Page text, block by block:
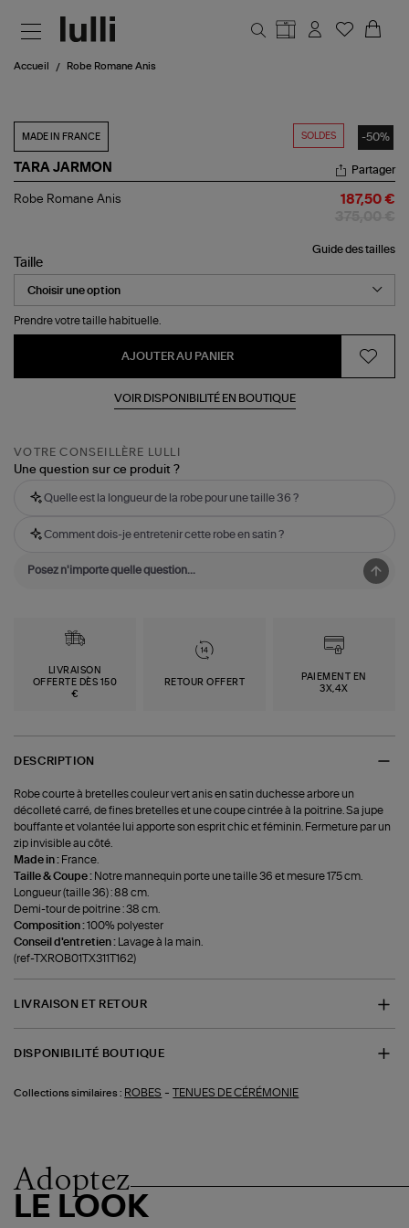
Accueil Robe Romane Anis
SOLDES -50%
MADE IN FRANCE
TARA JARMON
Robe
Partager
Robe Romane Anis 187,50 €
Guide des tailles
Taille
Prendre votre taille habituelle.
AJOUTER AU PANIER
VOIR DISPONIBILITÉ EN BOUTIQUE
VOTRE CONSEILLÈRE LULLI
Une question sur ce produit ?
Quelle est la longueur de la robe pour une taille 36 ?
Comment dois-je entretenir cette robe en satin ?
LIVRAISON
OFFERTE DÈS 150
€
RETOUR OFFERT
PAIEMENT EN
3X,4X
DESCRIPTION
Robe courte à bretelles couleur vert anis en satin duchesse arbore un
décolleté carré, de fines bretelles et une coupe cintrée à la poitrine. Sa jupe
bouffante et volantée lui apporte son esprit chic et féminin. Fermeture par un
zip invisible au côté.
Made in : France.
Taille & Coupe : Notre mannequin porte une taille 36 et mesure 175 cm.
Longueur (taille 36) : 88 cm.
Demi-tour de poitrine : 38 cm.
Composition :100% polyester
Conseil d'entretien : Lavage à la main.
(ref-TXROB01TX311T162)
LIVRAISON ET RETOUR
DISPONIBILITÉ BOUTIQUE
Collections similaires : ROBES -TENUES DE CÉRÉMONIE
Adoptez
LE LOOK